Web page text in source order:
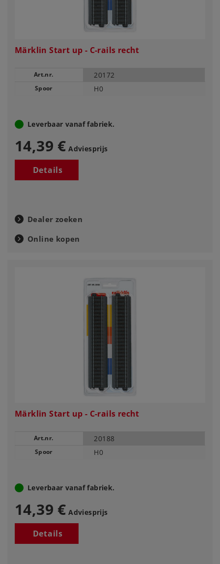
Märklin Start up - C-rails recht
Art.nr. 20172
Spoor H0
Leverbaar vanaf fabriek.
14,39 € Adviesprijs
Details
Dealer zoeken
Online kopen
Märklin Start up - C-rails recht
Art.nr. 20188
Spoor H0
Leverbaar vanaf fabriek.
14,39 € Adviesprijs
Details